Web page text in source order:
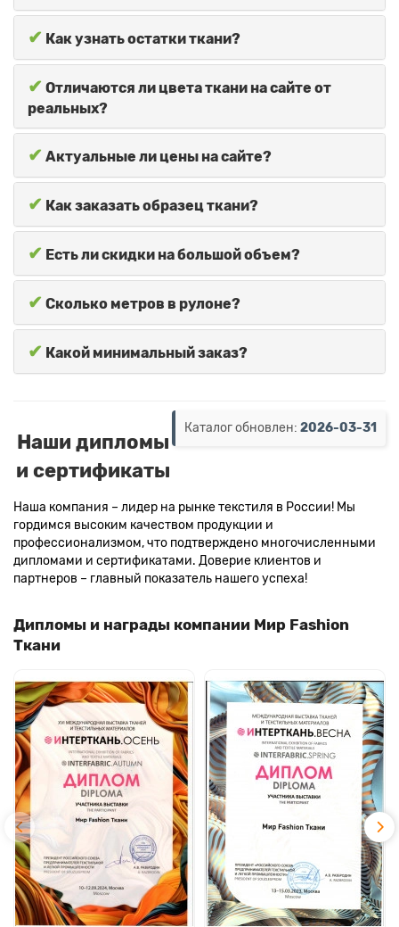
✔ Как узнать остатки ткани?
✔ Отличаются ли цвета ткани на сайте от
реальных?
✔ Актуальные ли цены на сайте?
✔ Как заказать образец ткани?
✔ Есть ли скидки на большой объем?
✔ Сколько метров в рулоне?
✔ Какой минимальный заказ?
Каталог обновлен: 2026-03-31
Наши дипломы
и сертификаты
Наша компания – лидер на рынке текстиля в России! Мы
гордимся высоким качеством продукции и
профессионализмом, что подтверждено многочисленными
дипломами и сертификатами. Доверие клиентов и
партнеров – главный показатель нашего успеха!
Дипломы и награды компании Мир Fashion
Ткани